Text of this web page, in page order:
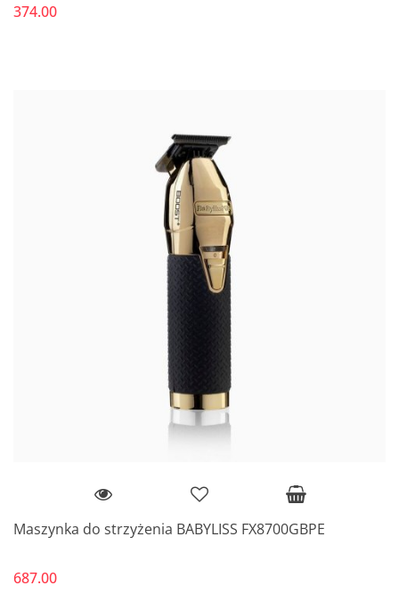
374.00
Maszynka do strzyżenia BABYLISS FX8700GBPE
687.00